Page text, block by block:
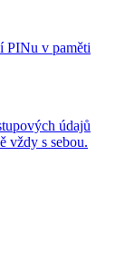
PINu v paměti
údajů
vždy s sebou.